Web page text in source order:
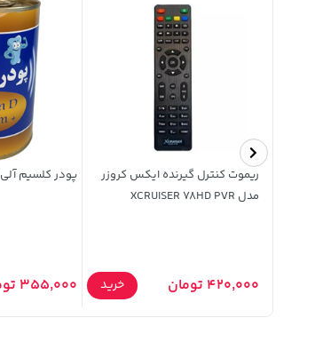
ریموت کنترل گیرنده ایکس کروزر
مدل XCRUISER 78HD PVR
420,000 تومان خرید
پودر کلسیم آلی 150 گرمی
355,000 تومان